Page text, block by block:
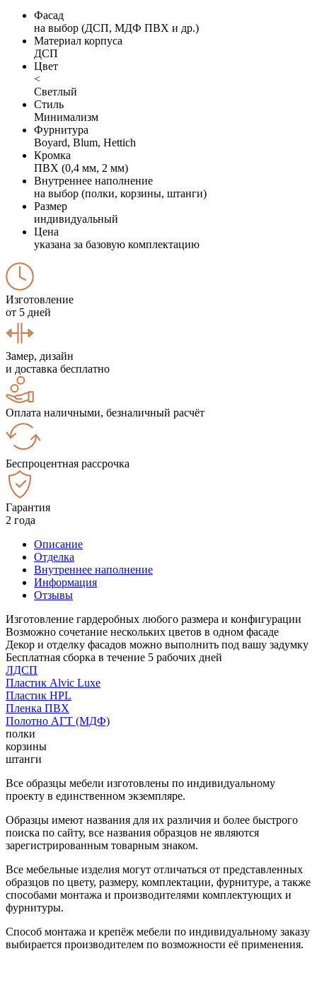
Фасад
на выбор (ДСП, МДФ ПВХ и др.)
Материал корпуса
ДСП
Цвет
<
Светлый
Стиль
Минимализм
Фурнитура
Boyard, Blum, Hettich
Кромка
ПВХ (0,4 мм, 2 мм)
Внутреннее наполнение
на выбор (полки, корзины, штанги)
Размер
индивидуальный
Цена
указана за базовую комплектацию
Изготовление
от 5 дней
Замер, дизайн
и доставка бесплатно
Оплата наличными, безналичный расчёт
Беспроцентная рассрочка
Гарантия
2 года
Описание
Отделка
Внутреннее наполнение
Информация
Отзывы
Изготовление гардеробных любого размера и конфигурации
Возможно сочетание нескольких цветов в одном фасаде
Декор и отделку фасадов можно выполнить под вашу задумку
Бесплатная сборка в течение 5 рабочих дней
ЛДСП
Пластик Alvic Luxe
Пластик HPL
Пленка ПВХ
Полотно АГТ (МДФ)
полки
корзины
штанги
Все образцы мебели изготовлены по индивидуальному
проекту в единственном экземпляре.
Образцы имеют названия для их различия и более быстрого
поиска по сайту, все названия образцов не являются
зарегистрированным товарным знаком.
Все мебельные изделия могут отличаться от представленных
образцов по цвету, размеру, комплектации, фурнитуре, а также
способами монтажа и производителями комплектующих и
фурнитуры.
Способ монтажа и крепёж мебели по индивидуальному заказу
выбирается производителем по возможности её применения.